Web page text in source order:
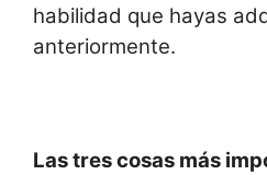
habilidad que hayas
anteriormente.
Las tres cosas más